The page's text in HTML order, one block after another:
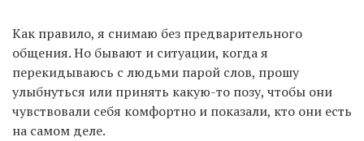
Как правило, я снимаю без предварительного
общения. Но бывают и ситуации, когда я
перекидываюсь с людьми парой слов, прошу
улыбнуться или принять какую-то позу, чтобы они
чувствовали себя комфортно и показали, кто они есть
на самом деле.